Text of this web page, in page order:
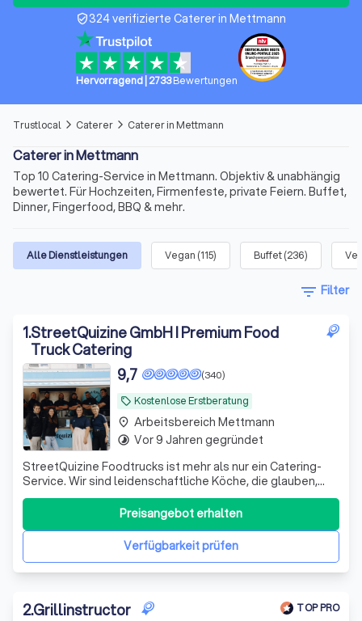
verified_user324 verifizierte Caterer in Mettmann
Hervorragend| 2733 Bewertungen
Trustlocal arrow_forward_ios Caterer arrow_forward_ios Caterer in Mettmann
Caterer in Mettmann
Top 10 Catering-Service in Mettmann. Objektiv & unabhängig
bewertet. Für Hochzeiten, Firmenfeste, private Feiern. Buffet,
Dinner, Fingerfood, BBQ & mehr.
Alle Dienstleistungen Vegan (115) Buffet(236)
filter_list Filter
1.StreetQuizine GmbH I Premium Food
Truck Catering
local_offer Kostenlose Erstberatung
(340)
9,7
StreetQuizine Foodtrucks ist mehr als nur ein Catering-
Service. Wir sind leidenschaftliche Köche, die glauben,
dass Essen ein Erlebnis sein sollte, das Menschen
zusammenbringt und unvergessliche Erinnerungen
schafft. Mit über 2.500 erfolgreichen Veranstaltungen und
mehr als 250.000 zufriedenen Gäste
Verfügbarkeit prüfen
Preisangebot erhalten
place Arbeitsbereich Mettmann
timelapse Vor 9 Jahren gegründet
2.Grillinstructor TOP PRO